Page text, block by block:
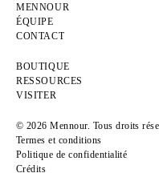
MENNOUR
ÉQUIPE
CONTACT
BOUTIQUE
RESSOURCES
VISITER
© 2026 Mennour. Tous droits
Termes et conditions
Politique de confidentialité
Crédits